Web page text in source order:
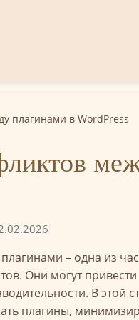
плагинами в WordPress
– одна из
Они могут
В этой
плагины,